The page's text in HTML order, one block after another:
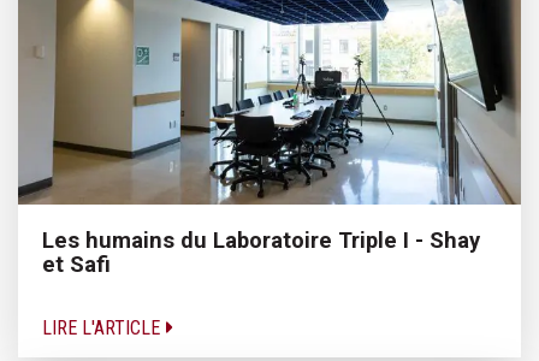
Les humains du Laboratoire Triple I - Shay
et Safi
LIRE L'ARTICLE